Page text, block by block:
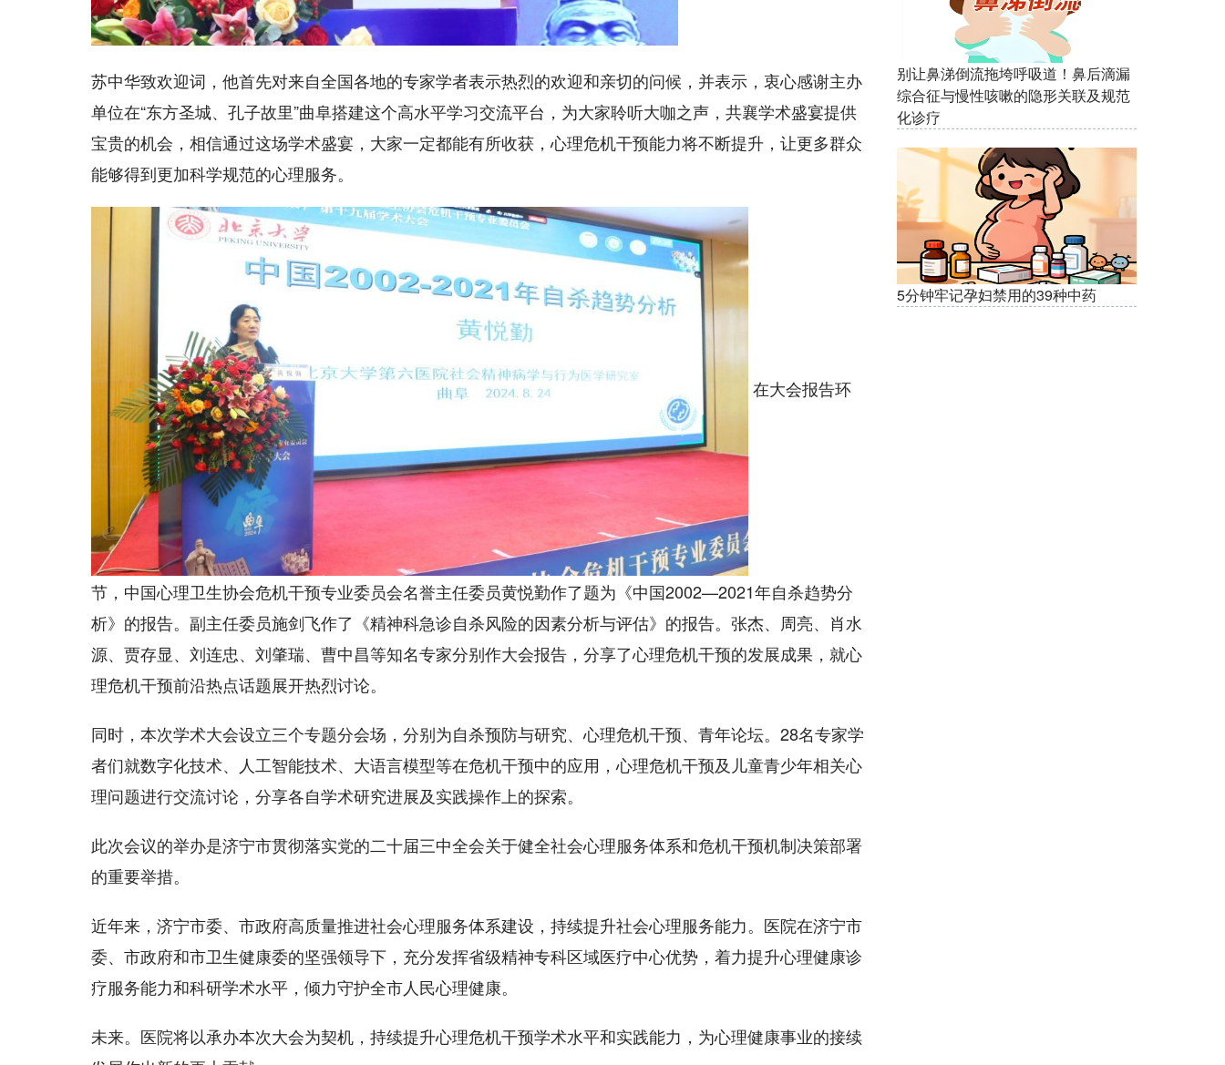
苏中华致欢迎词，他首先对来自全国各地的专家学者表示热烈的欢迎和亲切的问候，并表示，衷心感谢主办
单位在“东方圣城、孔子故里”曲阜搭建这个高水平学习交流平台，为大家聆听大咖之声，共襄学术盛宴提供
宝贵的机会，相信通过这场学术盛宴，大家一定都能有所收获，心理危机干预能力将不断提升，让更多群众
能够得到更加科学规范的心理服务。
在大会报告环
节，中国心理卫生协会危机干预专业委员会名誉主任委员黄悦勤作了题为《中国2002—2021年自杀趋势分
析》的报告。副主任委员施剑飞作了《精神科急诊自杀风险的因素分析与评估》的报告。张杰、周亮、肖水
源、贾存显、刘连忠、刘肇瑞、曹中昌等知名专家分别作大会报告，分享了心理危机干预的发展成果，就心
理危机干预前沿热点话题展开热烈讨论。
同时，本次学术大会设立三个专题分会场，分别为自杀预防与研究、心理危机干预、青年论坛。28名专家学
者们就数字化技术、人工智能技术、大语言模型等在危机干预中的应用，心理危机干预及儿童青少年相关心
理问题进行交流讨论，分享各自学术研究进展及实践操作上的探索。
此次会议的举办是济宁市贯彻落实党的二十届三中全会关于健全社会心理服务体系和危机干预机制决策部署
的重要举措。
近年来，济宁市委、市政府高质量推进社会心理服务体系建设，持续提升社会心理服务能力。医院在济宁市
委、市政府和市卫生健康委的坚强领导下，充分发挥省级精神专科区域医疗中心优势，着力提升心理健康诊
疗服务能力和科研学术水平，倾力守护全市人民心理健康。
未来。医院将以承办本次大会为契机，持续提升心理危机干预学术水平和实践能力，为心理健康事业的接续
别让鼻涕倒流拖垮呼吸道！鼻后滴漏
综合征与慢性咳嗽的隐形关联及规范
化诊疗
5分钟牢记孕妇禁用的39种中药